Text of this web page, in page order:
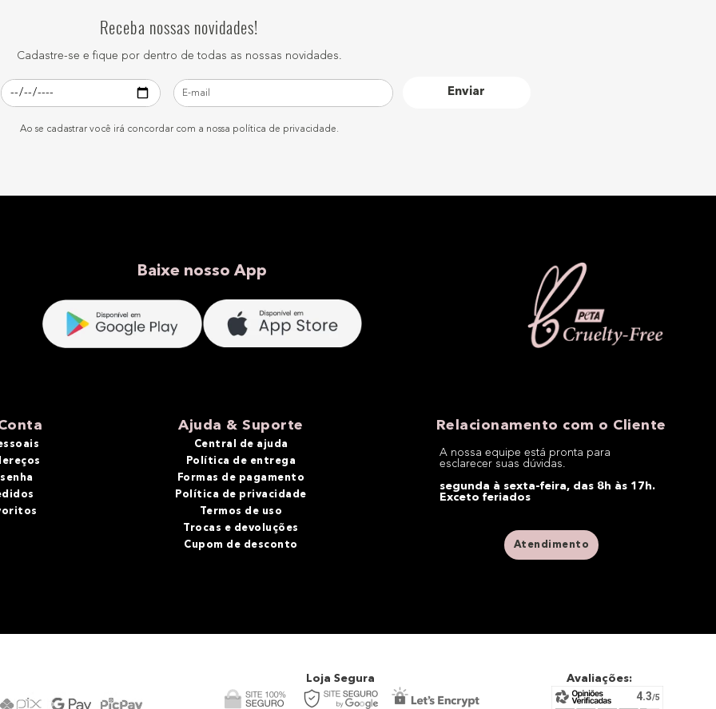
Receba nossas novidades!
Cadastre-se e fique por dentro de todas as nossas novidades.
Enviar
Ao se cadastrar você irá concordar com a nossa política de privacidade.
Baixe nosso App
Ajuda & Suporte
Central de ajuda
Política de entrega
Formas de pagamento
Política de privacidade
Termos de uso
Trocas e devoluções
Cupom de desconto
Relacionamento com o Cliente
A nossa equipe está pronta para
esclarecer suas dúvidas.
segunda à sexta-feira, das 8h às 17h.
Exceto feriados
Atendimento
Loja Segura Avaliações: